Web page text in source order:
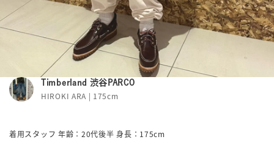
Timberland 渋谷PARCO
HIROKI ARA | 175cm
着用スタッフ 年齢：20代後半 身長：175cm